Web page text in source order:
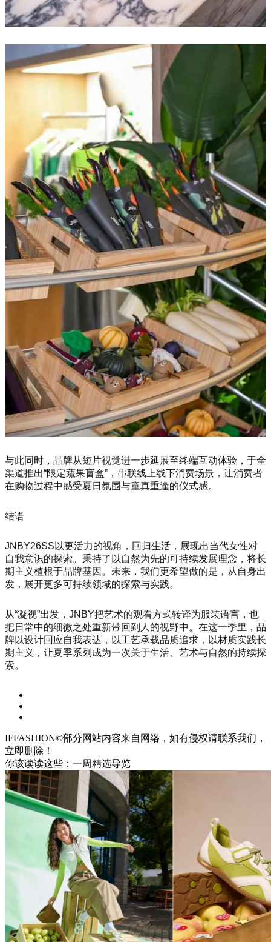
与此同时，品牌从短片视觉进一步延展至终端互动体验，于全
渠道推出“限定蔬果盲盒”，串联线上线下消费场景，让消费者
在购物过程中感受夏日氛围与童真重逢的仪式感。
结语
JNBY26SS以更活力的视角，回归生活，展现出当代女性对
自我意识的探索。秉持了以自然为先的可持续发展理念，将长
期主义植根于品牌基因。未来，我们更希望做的是，从自身出
发，展开更多可持续领域的探索与实践。
从“凝视”出发，JNBY把艺术的观看方式转译为服装语言，也
把日常中的细微之处重新带回到人的视野中。在这一季里，品
牌以设计回应自我表达，以工艺承载品质追求，以材质实践长
期主义，让夏季系列成为一次关于生活、艺术与自然的持续探
索。
IFFASHION©部分网站内容来自网络，如有侵权请联系我们，
立即删除！
你该读读这些：一周精选导览